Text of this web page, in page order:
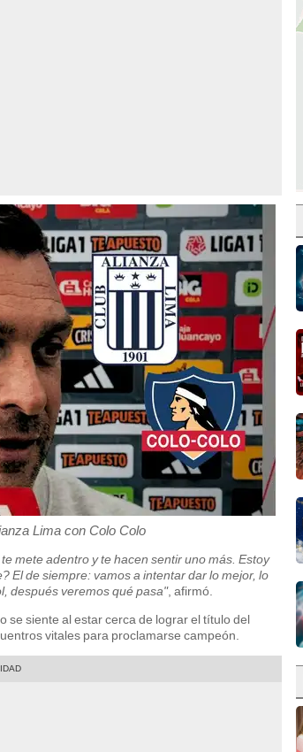
Lima con Colo Colo
mete adentro y te hacen sentir uno más. Estoy
El de siempre: vamos a intentar dar lo mejor, lo
después veremos qué pasa", afirmó.
se siente al estar cerca de lograr el título del
vitales para proclamarse campeón.